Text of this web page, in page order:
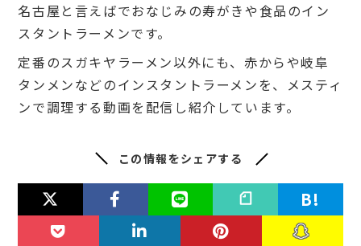
名古屋と言えばでおなじみの寿がきや食品のイン
スタントラーメンです。
定番のスガキヤラーメン以外にも、赤からや岐阜
タンメンなどのインスタントラーメンを、メスティ
ンで調理する動画を配信し紹介しています。
この情報をシェアする